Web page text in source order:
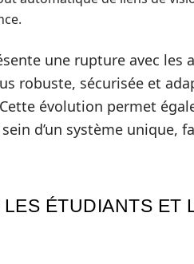
une rupture avec
robuste, sécurisée et
évolution permet
d’un système unique,
ÉTUDIANTS ET